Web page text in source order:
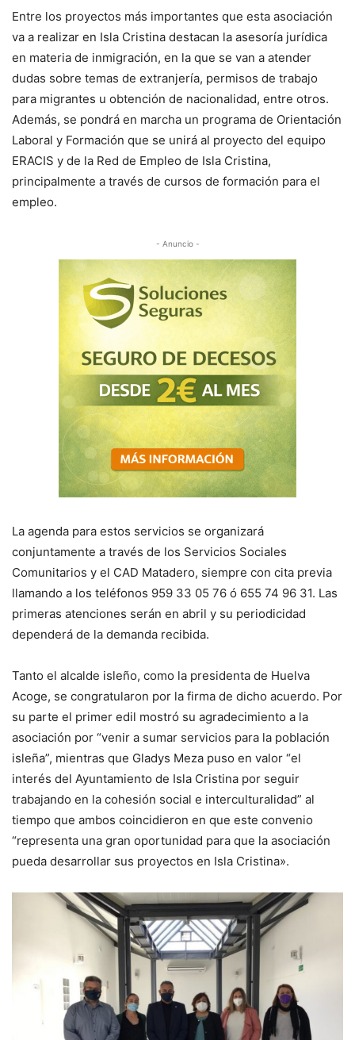
Entre los proyectos más importantes que esta asociación
va a realizar en Isla Cristina destacan la asesoría jurídica
en materia de inmigración, en la que se van a atender
dudas sobre temas de extranjería, permisos de trabajo
para migrantes u obtención de nacionalidad, entre otros.
Además, se pondrá en marcha un programa de Orientación
Laboral y Formación que se unirá al proyecto del equipo
ERACIS y de la Red de Empleo de Isla Cristina,
principalmente a través de cursos de formación para el
empleo.
- Anuncio -
La agenda para estos servicios se organizará
conjuntamente a través de los Servicios Sociales
Comunitarios y el CAD Matadero, siempre con cita previa
llamando a los teléfonos 959 33 05 76 ó 655 74 96 31. Las
primeras atenciones serán en abril y su periodicidad
dependerá de la demanda recibida.
Tanto el alcalde isleño, como la presidenta de Huelva
Acoge, se congratularon por la firma de dicho acuerdo. Por
su parte el primer edil mostró su agradecimiento a la
asociación por “venir a sumar servicios para la población
isleña”, mientras que Gladys Meza puso en valor “el
interés del Ayuntamiento de Isla Cristina por seguir
trabajando en la cohesión social e interculturalidad” al
tiempo que ambos coincidieron en que este convenio
“representa una gran oportunidad para que la asociación
pueda desarrollar sus proyectos en Isla Cristina».